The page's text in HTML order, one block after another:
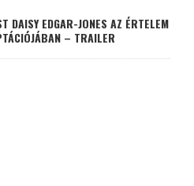
DAISY EDGAR-JONES AZ ÉRTELEM
– TRAILER